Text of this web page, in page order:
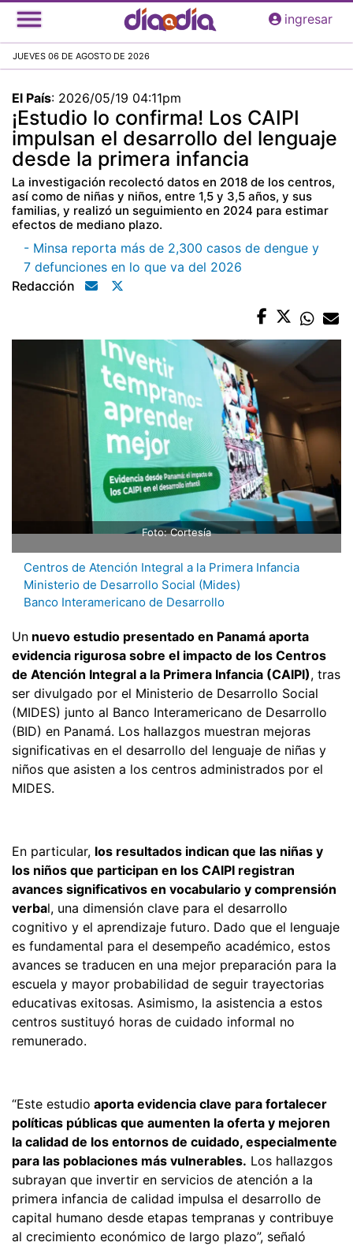
Pasar
al
principal
ingresar
JUEVES 06 DE AGOSTO DE 2026
El País: 2026/05/19 04:11pm
¡Estudio lo confirma! Los CAIPI
impulsan el desarrollo del lenguaje
desde la primera infancia
La investigación recolectó datos en 2018 de los centros,
así como de niñas y niños, entre 1,5 y 3,5 años, y sus
familias, y realizó un seguimiento en 2024 para estimar
efectos de mediano plazo.
- Minsa reporta más de 2,300 casos de dengue y
7 defunciones en lo que va del 2026
Redacción
Foto: Cortesía
Centros de Atención Integral a la Primera Infancia
Ministerio de Desarrollo Social (Mides)
Banco Interamericano de Desarrollo
Un nuevo estudio presentado en Panamá aporta
evidencia rigurosa sobre el impacto de los Centros
de Atención Integral a la Primera Infancia (CAIPI), tras
ser divulgado por el Ministerio de Desarrollo Social
(MIDES) junto al Banco Interamericano de Desarrollo
(BID) en Panamá. Los hallazgos muestran mejoras
significativas en el desarrollo del lenguaje de niñas y
niños que asisten a los centros administrados por el
MIDES.
En particular, los resultados indican que las niñas y
los niños que participan en los CAIPI registran
avances significativos en vocabulario y comprensión
verbal, una dimensión clave para el desarrollo
cognitivo y el aprendizaje futuro. Dado que el lenguaje
es fundamental para el desempeño académico, estos
avances se traducen en una mejor preparación para la
escuela y mayor probabilidad de seguir trayectorias
educativas exitosas. Asimismo, la asistencia a estos
centros sustituyó horas de cuidado informal no
remunerado.
“Este estudio aporta evidencia clave para fortalecer
políticas públicas que aumenten la oferta y mejoren
la calidad de los entornos de cuidado, especialmente
para las poblaciones más vulnerables. Los hallazgos
subrayan que invertir en servicios de atención a la
primera infancia de calidad impulsa el desarrollo de
capital humano desde etapas tempranas y contribuye
al crecimiento económico de largo plazo”, señaló